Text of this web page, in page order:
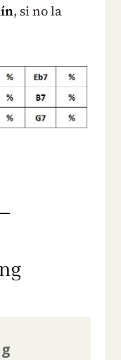
, si no la